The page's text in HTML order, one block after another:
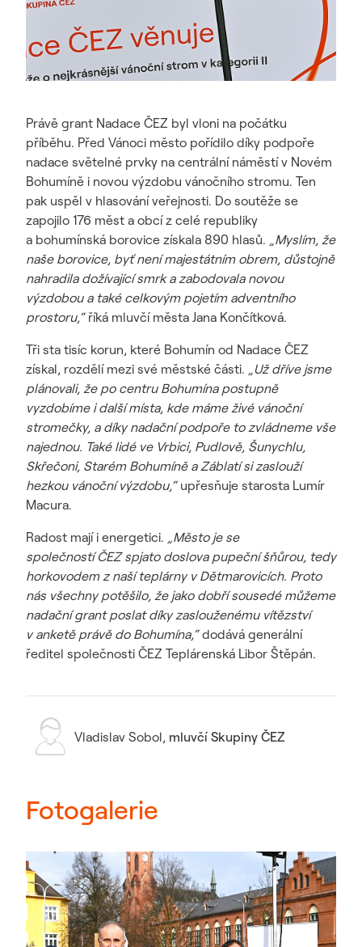
Právě grant Nadace ČEZ byl vloni na počátku
příběhu. Před Vánoci město pořídilo díky podpoře
nadace světelné prvky na centrální náměstí v Novém
Bohumíně i novou výzdobu vánočního stromu. Ten
pak uspěl v hlasování veřejnosti. Do soutěže se
zapojilo 176 měst a obcí z celé republiky
a bohumínská borovice získala 890 hlasů. „Myslím, že
naše borovice, byť není majestátním obrem, důstojně
nahradila dožívající smrk a zabodovala novou
výzdobou a také celkovým pojetím adventního
prostoru,“říká mluvčí města Jana Končítková.
Tři sta tisíc korun, které Bohumín od Nadace ČEZ
získal, rozdělí mezi své městské části. „Už dříve jsme
plánovali, že po centru Bohumína postupně
vyzdobíme i další místa, kde máme živé vánoční
stromečky, a díky nadační podpoře to zvládneme vše
najednou. Také lidé ve Vrbici, Pudlově, Šunychlu,
Skřečoni, Starém Bohumíně a Záblatí si zaslouží
hezkou vánoční výzdobu,“upřesňuje starosta Lumír
Macura.
Radost mají i energetici. „Město je se
společností ČEZ spjato doslova pupeční šňůrou, tedy
horkovodem z naší teplárny v Dětmarovicích. Proto
nás všechny potěšilo, že jako dobří sousedé můžeme
nadační grant poslat díky zaslouženému vítězství
v anketě právě do Bohumína,“dodává generální
ředitel společnosti ČEZ Teplárenská Libor Štěpán.
Vladislav Sobol, mluvčí Skupiny ČEZ
Fotogalerie